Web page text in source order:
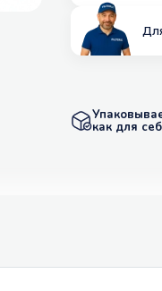
как для